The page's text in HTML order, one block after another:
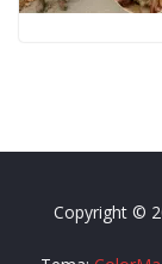
Copyright ©